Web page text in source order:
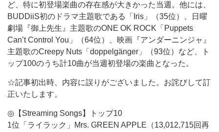
ど、特に初登場楽曲の存在感が大きかった当週。他には、
BUDDiiS初のドラマ主題歌である「Iris」（35位）、日曜
劇場『御上先生』主題歌のONE OK ROCK「Puppets
Can’t Control You」（64位）、映画『アンダーニンジャ』
主題歌のCreepy Nuts「doppelgänger」（93位）など、ト
ップ100のうち計10曲が当週初登場の楽曲となった。
☆記事初出時、内容に誤りがございました。お詫びして訂
正いたします。
◎【Streaming Songs】トップ10
1位「ライラック」Mrs. GREEN APPLE（13,012,715回再